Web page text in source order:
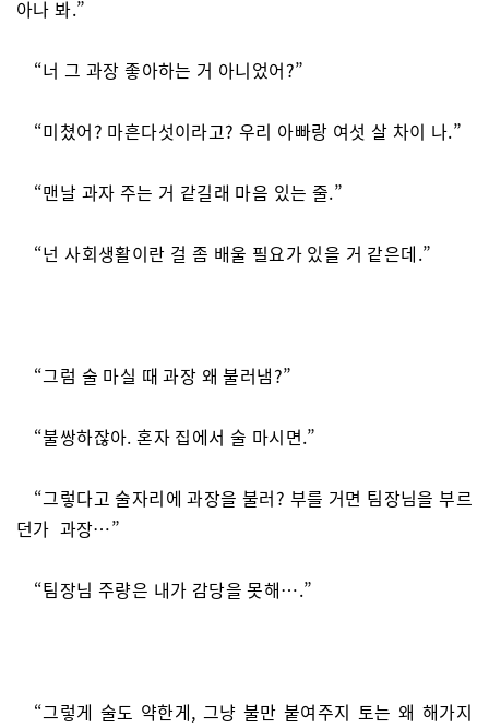
아나 봐.”
“너 그 과장 좋아하는 거 아니었어?”
“미쳤어? 마흔다섯이라고? 우리 아빠랑 여섯 살 차이 나.”
“맨날 과자 주는 거 같길래 마음 있는 줄.”
“넌 사회생활이란 걸 좀 배울 필요가 있을 거 같은데.”
“그럼 술 마실 때 과장 왜 불러냄?”
“불쌍하잖아. 혼자 집에서 술 마시면.”
“그렇다고 술자리에 과장을 불러? 부를 거면 팀장님을 부르
던가 과장…”
“팀장님 주량은 내가 감당을 못해….”
“그렇게 술도 약한게, 그냥 불만 붙여주지 토는 왜 해가지